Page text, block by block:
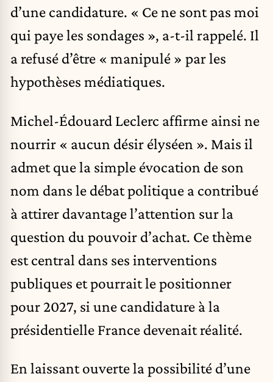
d’une candidature. « Ce ne sont pas moi
qui paye les sondages », a-t-il rappelé. Il
a refusé d’être « manipulé » par les
hypothèses médiatiques.
Michel-Édouard Leclerc affirme ainsi ne
nourrir « aucun désir élyséen ». Mais il
admet que la simple évocation de son
nom dans le débat politique a contribué
à attirer davantage l’attention sur la
question du pouvoir d’achat. Ce thème
est central dans ses interventions
publiques et pourrait le positionner
pour 2027, si une candidature à la
présidentielle France devenait réalité.
En laissant ouverte la possibilité d’une